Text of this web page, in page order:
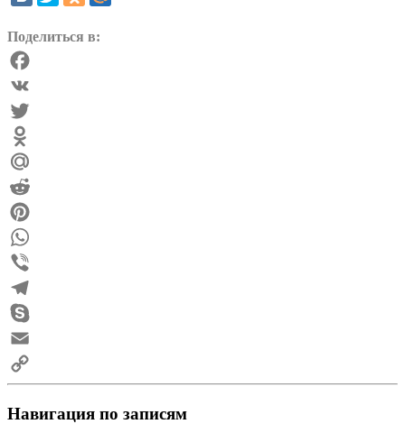
Поделиться в:
Facebook
VK
Twitter
Odnoklassniki
Mail.Ru
Reddit
Pinterest
WhatsApp
Viber
Telegram
Skype
Email
Copy
Link
Навигация по записям